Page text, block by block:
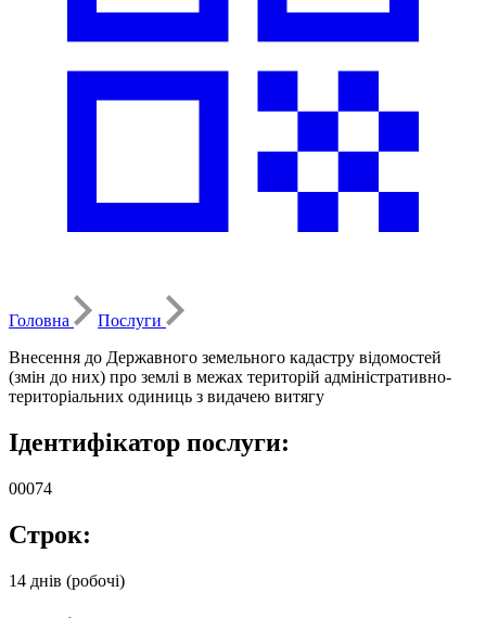
Головна
Послуги
Внесення до Державного земельного кадастру відомостей
(змін до них) про землі в межах територій адміністративно-
територіальних одиниць з видачею витягу
Ідентифікатор послуги:
00074
Строк:
14 днів (робочі)